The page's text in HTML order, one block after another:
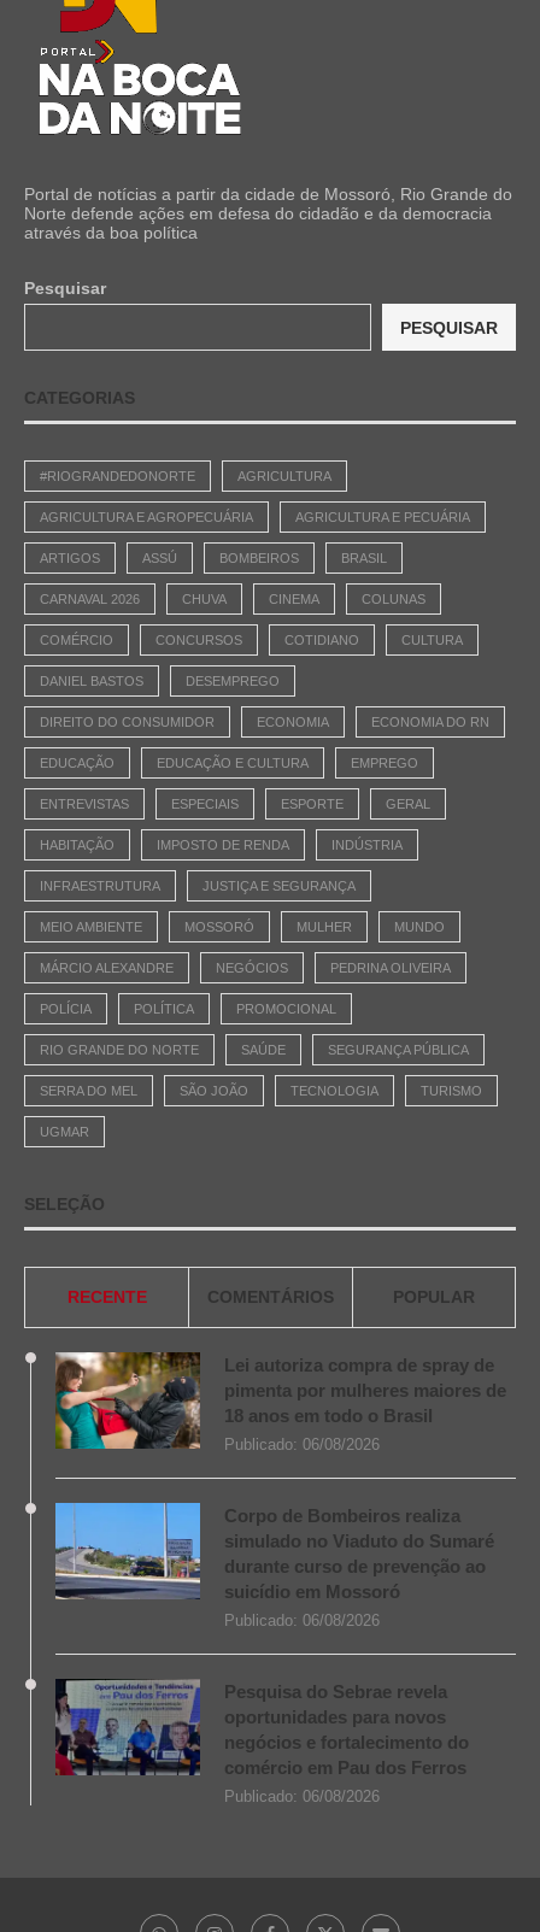
Portal de notícias a partir da cidade de Mossoró, Rio Grande do
Norte defende ações em defesa do cidadão e da democracia
através da boa política
Pesquisar
PESQUISAR
CATEGORIAS
#RIOGRANDEDONORTE AGRICULTURA
AGRICULTURA E AGROPECUÁRIA AGRICULTURA E PECUÁRIA
ARTIGOS ASSÚ BOMBEIROS BRASIL
CARNAVAL 2026 CHUVA CINEMA COLUNAS
COMÉRCIO CONCURSOS COTIDIANO CULTURA
DANIEL BASTOS DESEMPREGO
DIREITO DO CONSUMIDOR ECONOMIA ECONOMIA DO RN
EDUCAÇÃO EDUCAÇÃO E CULTURA EMPREGO
ENTREVISTAS ESPECIAIS ESPORTE GERAL
HABITAÇÃO IMPOSTO DE RENDA INDÚSTRIA
INFRAESTRUTURA JUSTIÇA E SEGURANÇA
MEIO AMBIENTE MOSSORÓ MULHER MUNDO
MÁRCIO ALEXANDRE NEGÓCIOS PEDRINA OLIVEIRA
POLÍCIA POLÍTICA PROMOCIONAL
RIO GRANDE DO NORTE SAÚDE SEGURANÇA PÚBLICA
SERRA DO MEL SÃO JOÃO TECNOLOGIA TURISMO
UGMAR
SELEÇÃO
RECENTE COMENTÁRIOS POPULAR
Lei autoriza compra de spray de
pimenta por mulheres maiores de
18 anos em todo o Brasil
Publicado: 06/08/2026
Corpo de Bombeiros realiza
simulado no Viaduto do Sumaré
durante curso de prevenção ao
suicídio em Mossoró
Publicado: 06/08/2026
Pesquisa do Sebrae revela
oportunidades para novos
negócios e fortalecimento do
comércio em Pau dos Ferros
Publicado: 06/08/2026